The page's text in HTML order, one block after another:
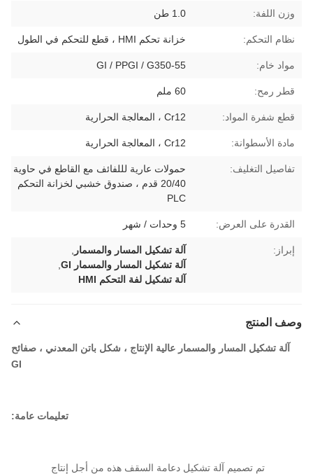
وزن اللفة: 1.0 طن
نظام التحكم: خزانة تحكم HMI ، قطع للتحكم في الطول
مواد خام: GI / PPGI / G350-55
قطر رمح: 60 ملم
قطع شفرة المواد: Cr12 ، المعالجة الحرارية
مادة الأسطوانة: Cr12 ، المعالجة الحرارية
تفاصيل التغليف:
حمولات عارية لللفائف مع القاطع في حاوية
20/40 قدم ، صندوق خشبي لخزانة التحكم
PLC
القدرة على العرض: 5 وحدات / شهر
إبراز: آلة تشكيل المسار والمسمار
آلة تشكيل المسار والمسمار GI
آلة تشكيل لفة التحكم HMI
وصف المنتج
آلة تشكيل المسار والمسمار عالية الإنتاج ، شكل باتن المعدني ، صفائح
GI
تعليمات عامة:
تم تصميم آلة تشكيل دعامة السقف هذه من أجل إنتاج